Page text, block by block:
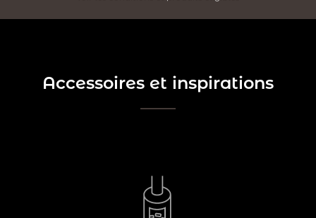
Accessoires et inspirations
Le poêle à granulés est un mode de chauffage
économique, écologique, mais aussi esthétique. Le